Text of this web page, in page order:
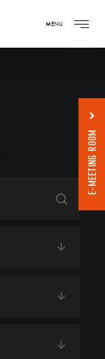
MENU
E-MEETING ROOM